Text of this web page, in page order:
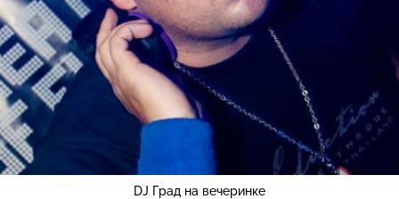
DJ Град на вечеринке